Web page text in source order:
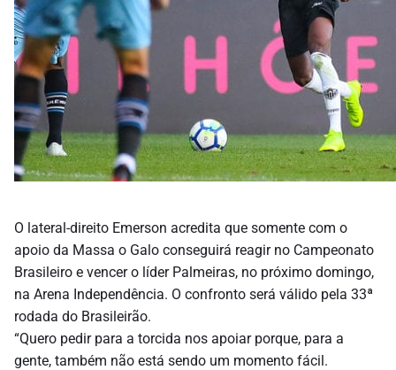
O lateral-direito Emerson acredita que somente com o
apoio da Massa o Galo conseguirá reagir no Campeonato
Brasileiro e vencer o líder Palmeiras, no próximo domingo,
na Arena Independência. O confronto será válido pela 33ª
rodada do Brasileirão.
“Quero pedir para a torcida nos apoiar porque, para a
gente, também não está sendo um momento fácil.